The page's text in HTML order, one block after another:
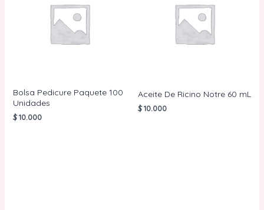
Bolsa Pedicure Paquete 100
Unidades
$10.000
Aceite De Ricino Notre 60 mL
$10.000